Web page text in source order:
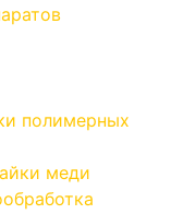
полимерных
меди